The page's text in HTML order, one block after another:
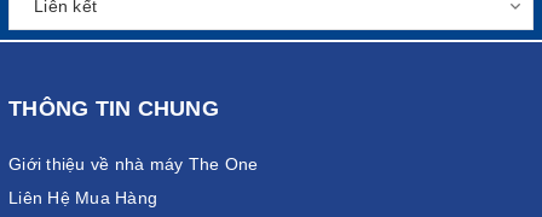
THÔNG TIN CHUNG
Giới thiệu về nhà máy The One
Liên Hệ Mua Hàng